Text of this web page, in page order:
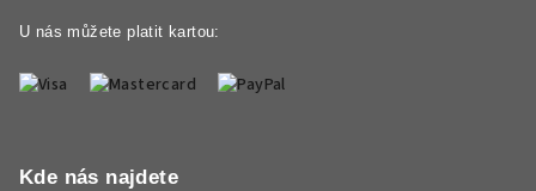
U nás můžete platit kartou:
Kde nás najdete